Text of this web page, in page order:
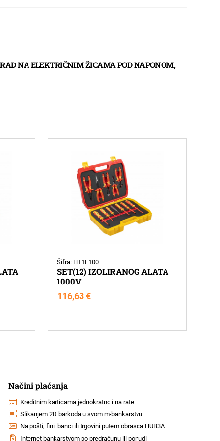
NA ELEKTRIČNIM ŽICAMA POD NAPONOM,
Šifra: HT1E100
SET(12) IZOLIRANOG ALATA
1000V
116,63€
Načini plaćanja
Kreditnim karticama jednokratno i na rate
Slikanjem 2D barkoda u svom m-bankarstvu
Na pošti, fini, banci ili trgovini putem obrasca HUB3A
Internet bankarstvom po predračunu ili ponudi